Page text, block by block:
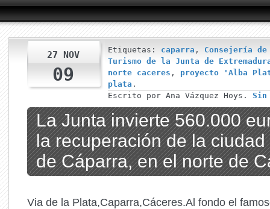
27 NOV
09
Etiquetas: caparra , Consejería
Turismo de la Junta de
norte caceres , proyecto 'Alba
plata .
Escrito por Ana Vázquez Hoys. Sin
La Junta invierte 560.000
la recuperación de la ciudad
de Cáparra, en el norte de
Via de la Plata,Caparra,Cáceres.Al fondo el